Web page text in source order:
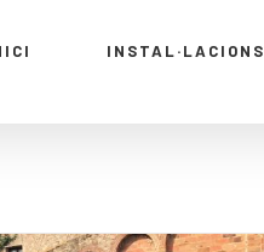
INSTAL·LACIONS